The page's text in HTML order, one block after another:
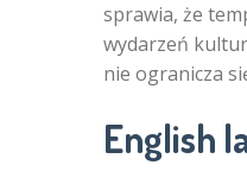
sprawia, że
wydarzeń
nie ogranicza
English